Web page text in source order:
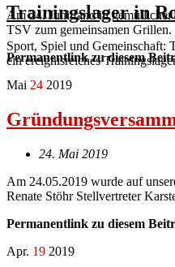
Trainingslager in
Sport, Spiel und Gemeinschaft:
ein ereignisreiches
Am 24. Juni fand in gemütlicher
TSV zum gemeinsamen Grillen.
Permanentlink zu diesem
Mai 24 2019
24. Mai 2019
Am 24.05.2019 wurde auf
Renate Stöhr Stellvertreter
Permanentlink zu diesem
Apr. 19 2019